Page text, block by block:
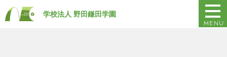
学校法人 野田鎌田学園
MENU